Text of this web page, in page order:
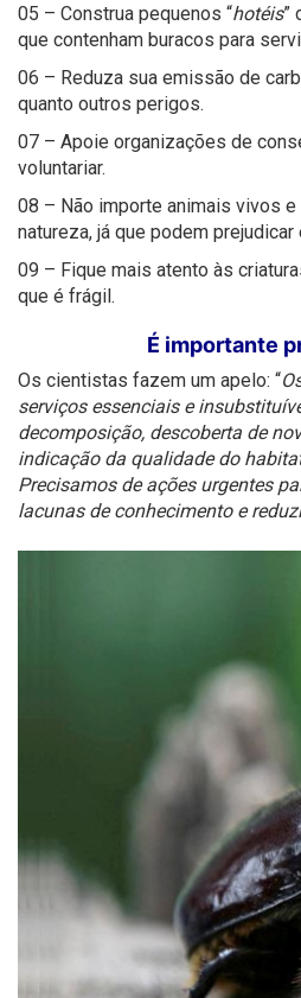
05 – Construa pequenos “hotéis”
que contenham buracos para
06 – Reduza sua emissão de
quanto outros perigos.
07 – Apoie organizações de
voluntariar.
08 – Não importe animais vivos
natureza, já que podem
09 – Fique mais atento às
que é frágil.
É importante
Os cientistas fazem um apelo: “
serviços essenciais e
decomposição, descoberta de
indicação da qualidade do
Precisamos de ações urgentes
lacunas de conhecimento e